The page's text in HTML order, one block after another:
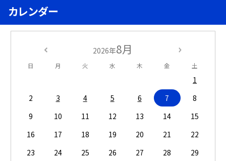
カレンダー
2026年8月
日 月 火 水 木 金 土
1
2
3 4 5 6 7
8
9
10 11 12 13 14
15
16
17 18 19 20 21
22
23
24 25 26 27 28
29